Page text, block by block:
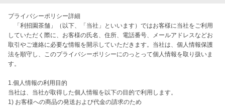
プライバシーポリシー詳細
「利招園茶舗」（以下、「当社」といいます）ではお客様に当社をご利用
していただく際に、お客様の氏名、住所、電話番号、メールアドレスなどお
取引やご連絡に必要な情報を開示していただきます。当社は、個人情報保護
法を順守し、このプライバシーポリシーにのっとって個人情報を取り扱いま
す。
1.個人情報の利用目的
当社は、当社が取得した個人情報を以下の目的で利用します。
1) お客様への商品の発送および代金の請求のため